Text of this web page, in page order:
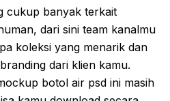
cukup banyak terkait
dari sini team kanalmu
koleksi yang menarik dan
dari klien kamu.
botol air psd ini masih